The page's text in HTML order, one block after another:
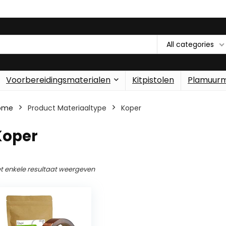
All categories
Voorbereidingsmaterialen Kitpistolen
Product Materiaaltype ‎Koper
enkele resultaat weergeven